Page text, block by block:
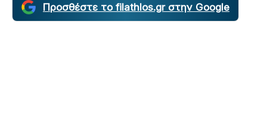
Προσθέστε το filathlos.gr στην Google